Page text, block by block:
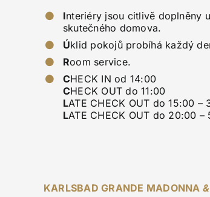
Interiéry jsou citlivě doplněny
skutečného domova.
Úklid pokojů probíhá každý
Room service.
CHECK IN od 14:00
CHECK OUT do 11:00
LATE CHECK OUT do 15:00 –
LATE CHECK OUT do 20:00 –
KARLSBAD GRANDE MADONNA &